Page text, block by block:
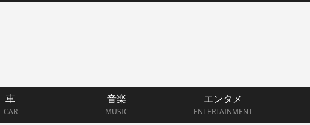
車
CAR
音楽
MUSIC
エンタメ
ENTERTAINMENT